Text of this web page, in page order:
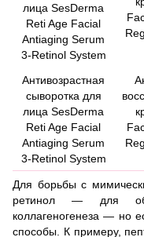
Антивозрастная
сыворотка для
лица SesDerma
Reti Age Facial
Antiaging Serum
3-Retinol System
Для борьбы с
ретинол — для
коллагеногенеза — но
способы. К примеру,